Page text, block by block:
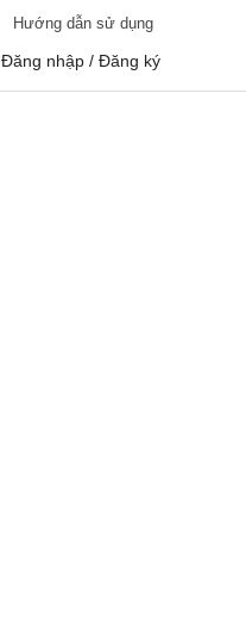
Hướng dẫn sử dụng
Đăng nhập / Đăng ký